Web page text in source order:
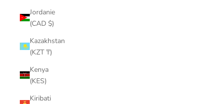
Jordanie
(CAD $)
Kazakhstan
(KZT ₸)
Kenya
(KES)
Kiribati